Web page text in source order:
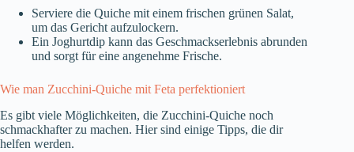
Serviere die Quiche mit einem frischen grünen Salat,
um das Gericht aufzulockern.
Ein Joghurtdip kann das Geschmackserlebnis abrunden
und sorgt für eine angenehme Frische.
Wie man Zucchini-Quiche mit Feta perfektioniert
Es gibt viele Möglichkeiten, die Zucchini-Quiche noch
schmackhafter zu machen. Hier sind einige Tipps, die dir
helfen werden.